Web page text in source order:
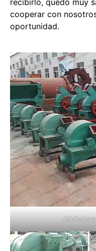
cooperar con
oportunidad.